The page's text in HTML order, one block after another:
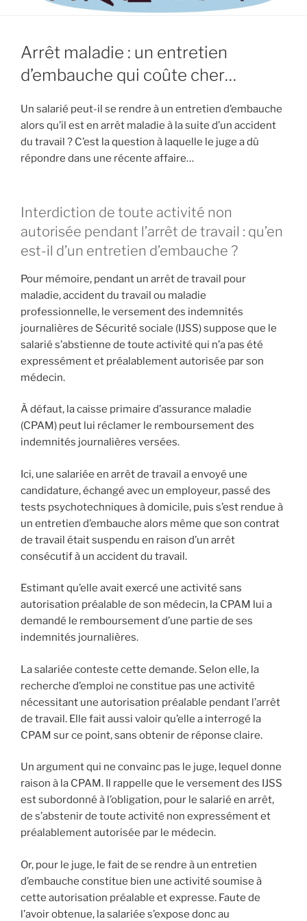
Arrêt maladie : un entretien
d’embauche qui coûte cher…
Un salarié peut-il se rendre à un entretien d’embauche
alors qu’il est en arrêt maladie à la suite d’un accident
du travail ? C’est la question à laquelle le juge a dû
répondre dans une récente affaire…
Interdiction de toute activité non
autorisée pendant l’arrêt de travail : qu’en
est-il d’un entretien d’embauche ?
Pour mémoire, pendant un arrêt de travail pour
maladie, accident du travail ou maladie
professionnelle, le versement des indemnités
journalières de Sécurité sociale (IJSS) suppose que le
salarié s’abstienne de toute activité qui n’a pas été
expressément et préalablement autorisée par son
médecin.
À défaut, la caisse primaire d’assurance maladie
(CPAM) peut lui réclamer le remboursement des
indemnités journalières versées.
Ici, une salariée en arrêt de travail a envoyé une
candidature, échangé avec un employeur, passé des
tests psychotechniques à domicile, puis s’est rendue à
un entretien d’embauche alors même que son contrat
de travail était suspendu en raison d’un arrêt
consécutif à un accident du travail.
Estimant qu’elle avait exercé une activité sans
autorisation préalable de son médecin, la CPAM lui a
demandé le remboursement d’une partie de ses
indemnités journalières.
La salariée conteste cette demande. Selon elle, la
recherche d’emploi ne constitue pas une activité
nécessitant une autorisation préalable pendant l’arrêt
de travail. Elle fait aussi valoir qu’elle a interrogé la
CPAM sur ce point, sans obtenir de réponse claire.
Un argument qui ne convainc pas le juge, lequel donne
raison à la CPAM. Il rappelle que le versement des IJSS
est subordonné à l’obligation, pour le salarié en arrêt,
de s’abstenir de toute activité non expressément et
préalablement autorisée par le médecin.
Or, pour le juge, le fait de se rendre à un entretien
d’embauche constitue bien une activité soumise à
cette autorisation préalable et expresse. Faute de
l’avoir obtenue, la salariée s’expose donc au